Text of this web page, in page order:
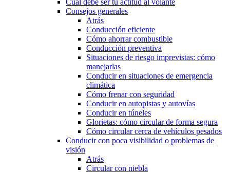
Cuál debe ser tu actitud al volante
Consejos generales
Atrás
Conducción eficiente
Cómo ahorrar combustible
Conducción preventiva
Situaciones de riesgo imprevistas: cómo
manejarlas
Conducir en situaciones de emergencia
climática
Cómo frenar con seguridad
Conducir en autopistas y autovías
Conducir en túneles
Glorietas: cómo circular de forma segura
Cómo circular cerca de vehículos pesados
Conducir con poca visibilidad o problemas de
visión
Atrás
Circular con niebla